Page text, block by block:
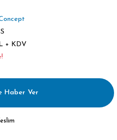
+ KDV
Haber Ver